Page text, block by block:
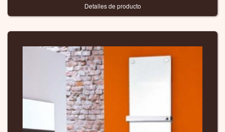
Detalles de producto